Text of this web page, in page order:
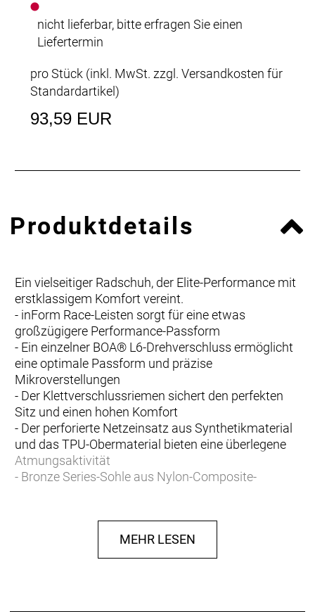
nicht lieferbar, bitte erfragen Sie einen
Liefertermin
pro Stück (inkl. MwSt. zzgl. Versandkosten für
Standardartikel)
93,59 EUR
Produktdetails
Ein vielseitiger Radschuh, der Elite-Performance mit
erstklassigem Komfort vereint.
- inForm Race-Leisten sorgt für eine etwas
großzügigere Performance-Passform
- Ein einzelner BOA® L6-Drehverschluss ermöglicht
eine optimale Passform und präzise
Mikroverstellungen
- Der Klettverschlussriemen sichert den perfekten
Sitz und einen hohen Komfort
- Der perforierte Netzeinsatz aus Synthetikmaterial
und das TPU-Obermaterial bieten eine überlegene
Atmungsaktivität
- Bronze Series-Sohle aus Nylon-Composite-
- Kompatibel mit 3-Loch-Pedalplatten und 2-Loch-
SPD-Cleats (2-Loch-Montageplatte separat
MEHR LESEN